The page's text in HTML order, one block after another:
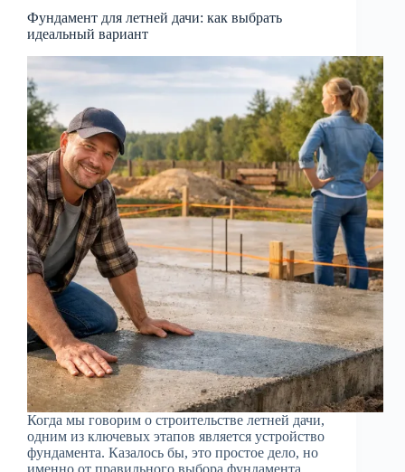
Фундамент для летней дачи: как выбрать
идеальный вариант
Когда мы говорим о строительстве летней дачи,
одним из ключевых этапов является устройство
фундамента. Казалось бы, это простое дело, но